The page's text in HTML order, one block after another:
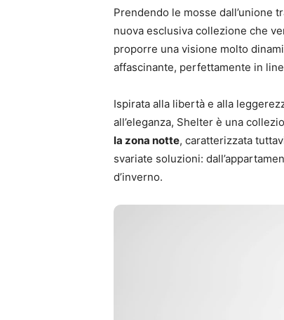
Prendendo le mosse dall’unione
nuova esclusiva collezione che
proporre una visione molto
affascinante, perfettamente in
Ispirata alla libertà e alla
all’eleganza, Shelter è una
la zona notte, caratterizzata
svariate soluzioni:
d’inverno.